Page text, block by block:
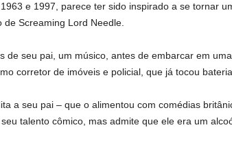
e 1997, parece ter sido inspirado a se tornar
Screaming Lord Needle.
de seu pai, um músico, antes de embarcar em
corretor de imóveis e policial, que já tocou
a seu pai – que o alimentou com comédias
talento cômico, mas admite que ele era um